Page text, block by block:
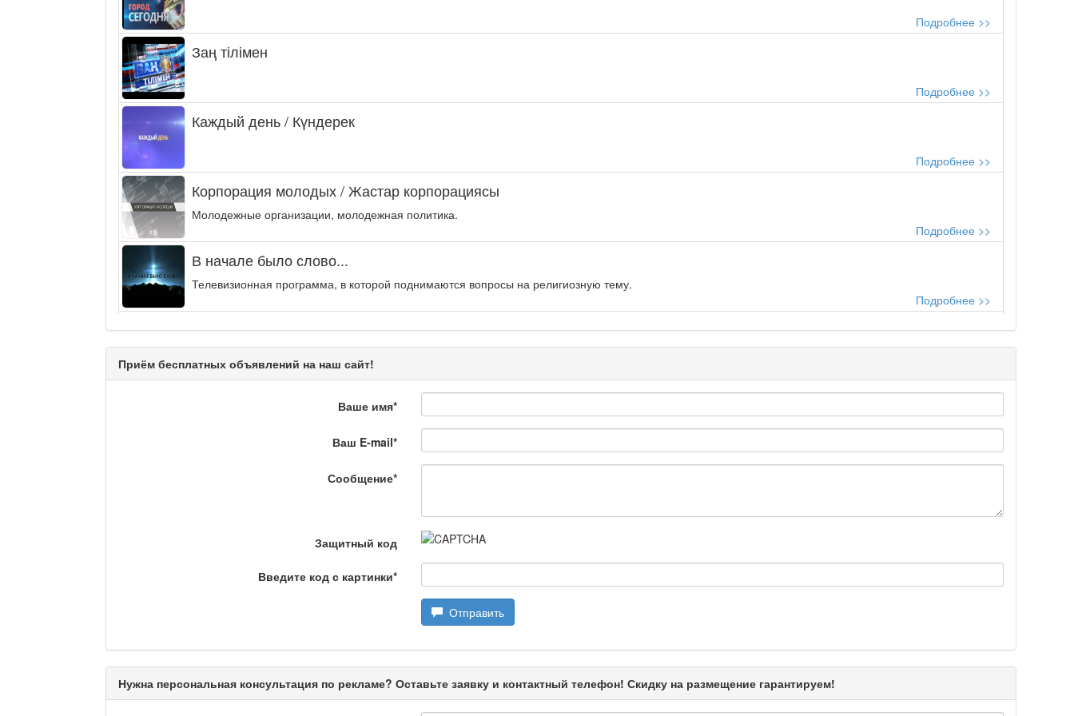
Подробнее >>
Заң тілімен
Подробнее >>
Каждый день / Күндерек
Подробнее >>
Корпорация молодых / Жастар корпорациясы
Молодежные организации, молодежная политика.
Подробнее >>
В начале было слово...
Телевизионная программа, в которой поднимаются вопросы на религиозную тему.
Подробнее >>
Энергия удачи
Музыкально-развлекательная программа «Энергия удачи» представляет собой интеллектуальную...
На полицейской волне / Қылмыс пен жаза
Подробнее >>
Актуальный вопрос / Маңызды сұрақ
Приём бесплатных объявлений на наш сайт!
Ваше имя*
Ваш E-mail*
Сообщение*
Защитный код
Введите код с картинки*
Отправить
Нужна персональная консультация по рекламе? Оставьте заявку и контактный телефон! Скидку на размещение гарантируем!